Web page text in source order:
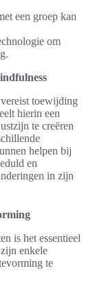
een groep kan
om
toewijding
hierin een
te creëren
helpen bij
en
in zijn
is het essentieel
enkele
te